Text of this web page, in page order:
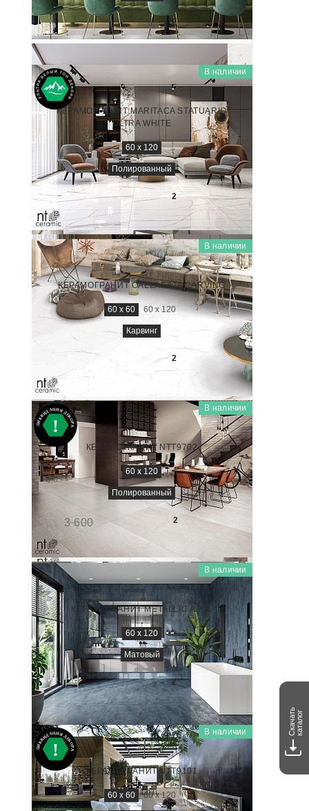
2 600 ₽/м2
В наличии
NTT99513M
КЕРАМОГРАНИТ MARITACA STATUARIO
ULTRA WHITE
60 x 120
Полированный
2 800 ₽/м 2
В наличии
MARMO
NTT996070M
КЕРАМОГРАНИТ CALLACATA CARVING
60 x 60 60 x 120
Карвинг
2 400 ₽/м2
В наличии
ZEUS
ZS612NTT9702P
КЕРАМОГРАНИТ NTT9702
60 x 120
Полированный
3 600 1 850 ₽/м 2 -49%
В наличии
METALLIC
NTT99608M
КЕРАМОГРАНИТ METALLIC AZUL
60 x 120
Матовый
2 800 ₽/м2
В наличии
BRIGHT AND SHINY
BB6NTT9101P
КЕРАМОГРАНИТ NTT9101
60 x 60 60 x 120
Скачатькаталог